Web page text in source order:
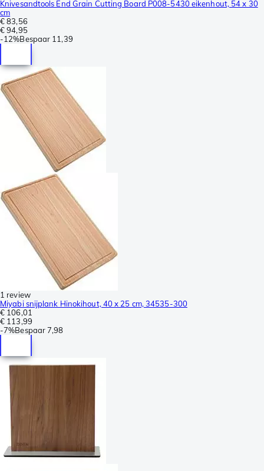
Knivesandtools End Grain Cutting Board P008-5430 eikenhout, 54 x 30
cm
€ 83,56
€ 94,95
-12%Bespaar 11,39
1 review
Miyabi snijplank Hinokihout, 40 x 25 cm, 34535-300
€ 106,01
€ 113,99
-7%Bespaar7,98